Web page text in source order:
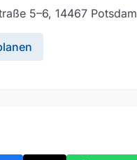
5–6, 14467 Potsdam